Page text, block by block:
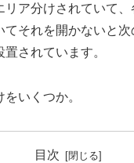
リア分けされていて
てそれを開かないと
されています。
いくつか。
目次